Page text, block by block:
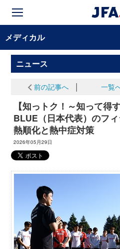
メディカル
ニュース
前の記事へ 一覧
【知っトク！～知って得
BLUE（日本代表）のフ
熱順化と熱中症対策
2026年05月29日